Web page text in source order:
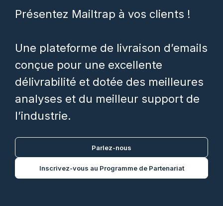
Présentez Mailtrap à vos clients !
Une plateforme de livraison d’emails
conçue pour une excellente
délivrabilité et dotée des meilleures
analyses et du meilleur support de
l’industrie.
Inscrivez-vous au Programme de Partenariat
Parlez-nous